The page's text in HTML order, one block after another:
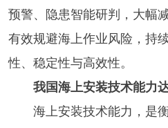
预警、隐患智能研判，大幅
有效规避海上作业风险，持
性、稳定性与高效性。
我国海上安装技术能力
海上安装技术能力，是衡